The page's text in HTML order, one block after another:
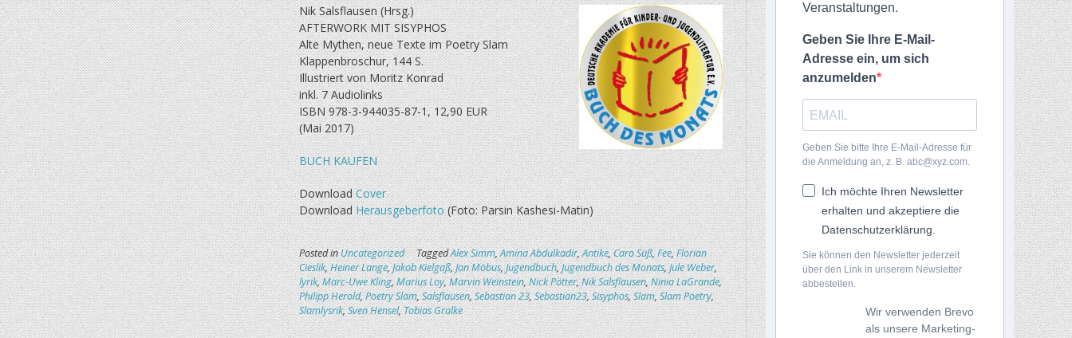
Nik Salsflausen (Hrsg.)
AFTERWORK MIT SISYPHOS
Alte Mythen, neue Texte im Poetry Slam
Klappenbroschur, 144 S.
Illustriert von Moritz Konrad
inkl. 7 Audiolinks
ISBN 978-3-944035-87-1, 12,90 EUR
(Mai 2017)
BUCH KAUFEN
DownloadCover
DownloadHerausgeberfoto(Foto: Parsin Kashesi-Matin)
Posted inUncategorized TaggedAlex Simm,Amina Abdulkadir,Antike,Caro Süß,Fee,Florian
Cieslik,Heiner Lange,Jakob Kielgaß,Jan Möbus,Jugendbuch,Jugendbuch des Monats,Jule Weber,
lyrik,Marc-Uwe Kling,Marius Loy,Marvin Weinstein,Nick Pötter,Nik Salsflausen,Ninia LaGrande,
Philipp Herold,Poetry Slam,Salsflausen,Sebastian 23,Sebastian23,Sisyphos,Slam,Slam Poetry,
Slamlysrik,Sven Hensel,Tobias Gralke
Veranstaltungen.
Geben Sie Ihre E-Mail-
Adresse ein, um sich
anzumelden
Geben Sie bitte Ihre E-Mail-Adresse für
die Anmeldung an, z. B. abc@xyz.com.
Ich möchte Ihren Newsletter
erhalten und akzeptiere die
Datenschutzerklärung.
Sie können den Newsletter jederzeit
über den Link in unserem Newsletter
abbestellen.
Wir verwenden Brevo
als unsere Marketing-